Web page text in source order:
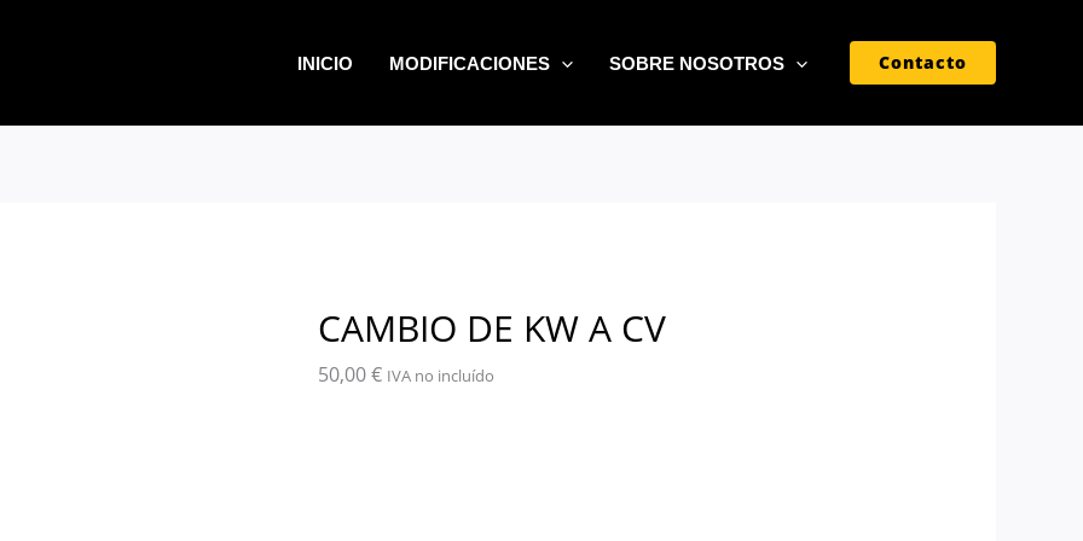
INICIO MODIFICACIONES SOBRE NOSOTROS Contacto
CAMBIO DE KW A CV
50,00€ IVA no incluído
DE
A